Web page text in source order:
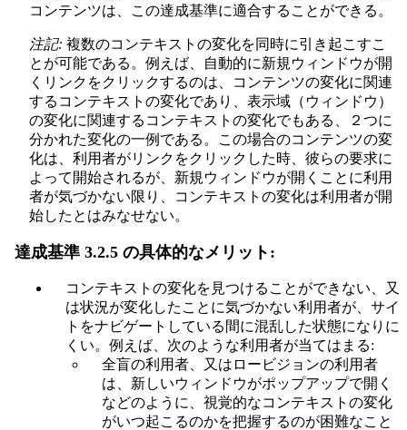
コンテンツは、この達成基準に適合することができる。
注記: 複数のコンテキストの変化を同時に引き起こすこ
とが可能である。例えば、自動的に新規ウィンドウが開
くリンクをクリックするのは、コンテンツの変化に関連
するコンテキストの変化であり、表示域（ウィンドウ）
の変化に関連するコンテキストの変化でもある、２つに
分かれた変化の一例である。この場合のコンテンツの変
化は、利用者がリンクをクリックした時、彼らの要求に
よって開始されるが、新規ウィンドウが開くことに利用
者が気づかない限り、コンテキストの変化は利用者が開
始したとはみなせない。
達成基準 3.2.5 の具体的なメリット:
コンテキストの変化を見つけることができない、又
は状況が変化したことに気づかない利用者が、サイ
トをナビゲートしている間に混乱した状態になりに
くい。例えば、次のような利用者が当てはまる:
全盲の利用者、又はロービジョンの利用者
は、新しいウィンドウがポップアップで開く
などのように、視覚的なコンテキストの変化
がいつ起こるのかを把握するのが困難なこと